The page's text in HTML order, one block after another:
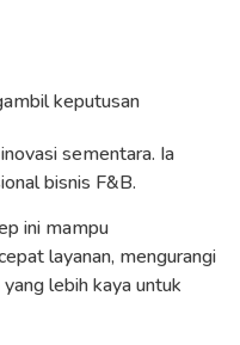
keputusan
sementara. Ia
bisnis F&B.
ini mampu
layanan, mengurangi
lebih kaya untuk